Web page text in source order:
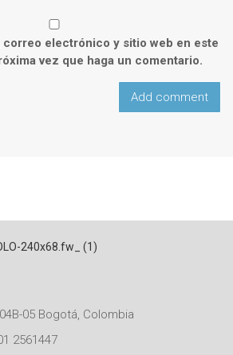
correo electrónico y sitio web en este
vez que haga un comentario.
05 Bogotá, Colombia
2561447